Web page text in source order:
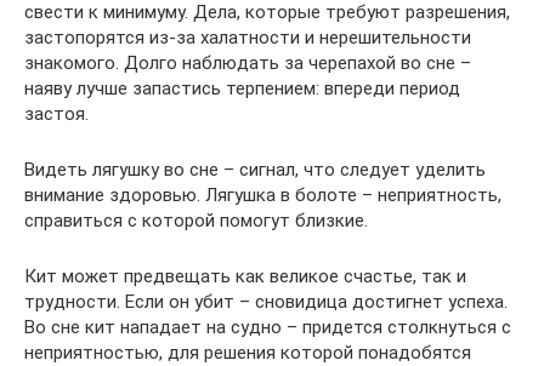
свести к минимуму. Дела, которые требуют разрешения,
застопорятся из-за халатности и нерешительности
знакомого. Долго наблюдать за черепахой во сне –
наяву лучше запастись терпением: впереди период
застоя.
Видеть лягушку во сне – сигнал, что следует уделить
внимание здоровью. Лягушка в болоте – неприятность,
справиться с которой помогут близкие.
Кит может предвещать как великое счастье, так и
трудности. Если он убит – сновидица достигнет успеха.
Во сне кит нападает на судно – придется столкнуться с
неприятностью, для решения которой понадобятся